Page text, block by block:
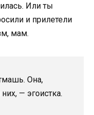
Или ты
и прилетели
мам.
Она,
— эгоистка.